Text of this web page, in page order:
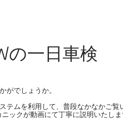
の一日車検
がでしょうか。
テムを利用して、普段なかなかご覧
ックが動画にて丁寧に説明いたしま